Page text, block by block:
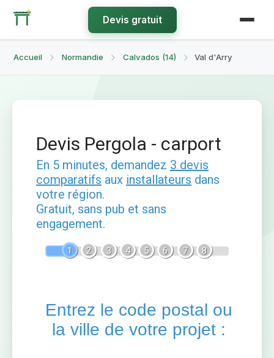
Devis gratuit
Accueil Normandie Calvados (14) Val d'Arry
Devis Pergola - carport
En 5 minutes, demandez 3 devis
comparatifs aux installateurs dans
votre région.
Gratuit, sans pub et sans
engagement.
1 2 3 4 5 6 7 8
Entrez le code postal ou
la ville de votre projet :